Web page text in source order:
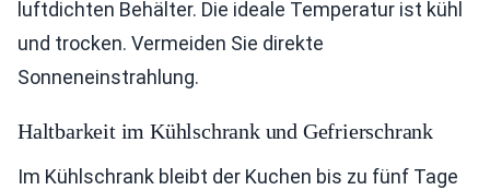
luftdichten Behälter. Die ideale Temperatur ist kühl
und trocken. Vermeiden Sie direkte
Sonneneinstrahlung.
Haltbarkeit im Kühlschrank und Gefrierschrank
Im Kühlschrank bleibt der Kuchen bis zu fünf Tage